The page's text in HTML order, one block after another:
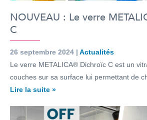
NOUVEAU : Le verre
C
26 septembre 2024 | Actualités
Le verre METALICA® Dichroïc C est un
couches sur sa surface lui permettant de
Lire la suite »